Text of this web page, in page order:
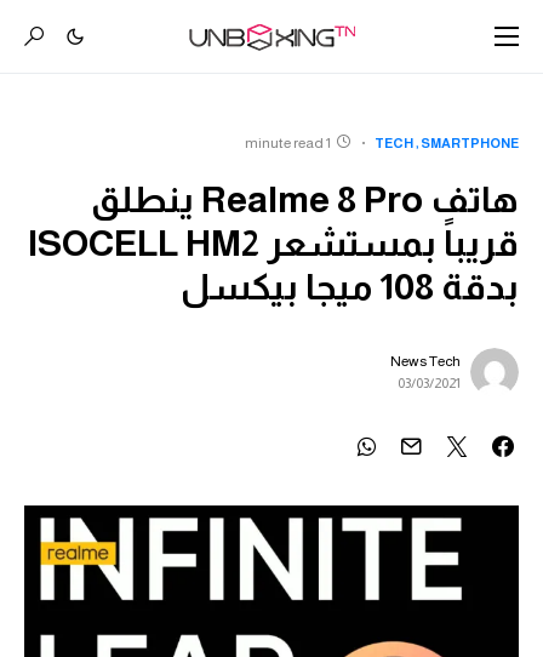
SMARTPHONE
TECH
1 minute read
هاتف Realme 8 Pro ينطلق
قريباً بمستشعر ISOCELL HM2
بدقة 108 ميجا بيكسل
News Tech
03/03/2021